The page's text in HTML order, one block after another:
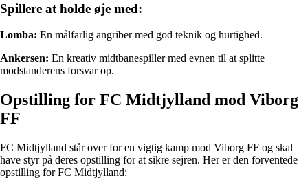
Spillere at holde øje med:
Lomba: En målfarlig angriber med god teknik og hurtighed.
Ankersen: En kreativ midtbanespiller med evnen til at splitte
modstanderens forsvar op.
Opstilling for FC Midtjylland mod Viborg
FF
FC Midtjylland står over for en vigtig kamp mod Viborg FF og skal
have styr på deres opstilling for at sikre sejren. Her er den forventede
opstilling for FC Midtjylland: